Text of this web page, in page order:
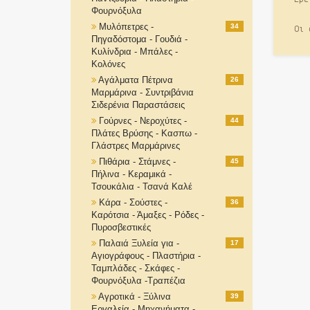
Φουρνόξυλα
Μυλόπετρες -
Πηγαδόστομα - Γουδιά -
Κυλίνδρια - Μπάλες -
Κολόνες
34
Αγάλματα Πέτρινα
Μαρμάρινα - Συντριβάνια
Σιδερένια Παραστάσεις
26
Γούρνες - Νεροχύτες -
Πλάτες Βρύσης - Κασπω -
Γλάστρες Μαρμάρινες
44
Πιθάρια - Στάμνες -
Πήλινα - Κεραμικά -
Τσουκάλια - Τσανά Καλέ
45
Κάρα - Σούστες -
Καρότσια - Άμαξες - Ρόδες -
Πυροσβεστικές
36
Παλαιά Ξυλεία για -
Αγιογράφους - Πλαστήρια -
Ταμπλάδες - Σκάφες -
Φουρνόξυλα -Τραπέζια
17
Αγροτικά - Ξύλινα
39
Οι